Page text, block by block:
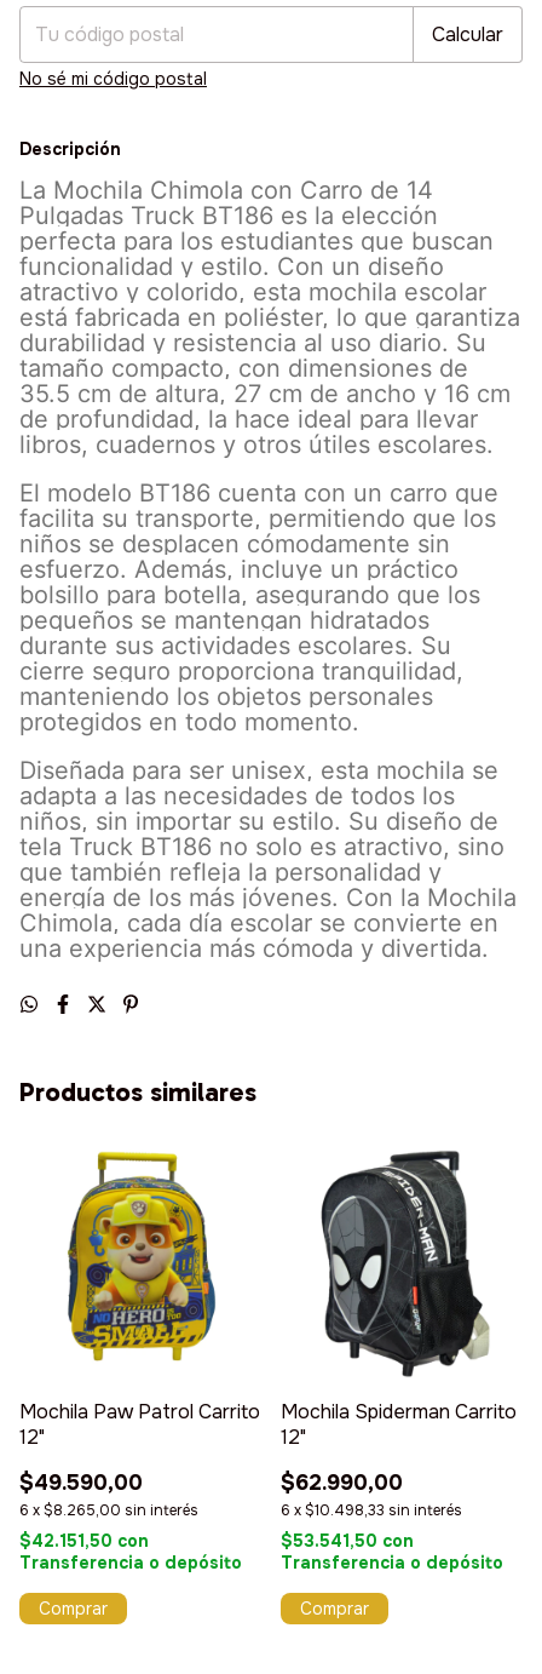
Calcular
No sé mi código postal
Descripción
La Mochila Chimola con Carro de 14
Pulgadas Truck BT186 es la elección
perfecta para los estudiantes que buscan
funcionalidad y estilo. Con un diseño
atractivo y colorido, esta mochila escolar
está fabricada en poliéster, lo que garantiza
durabilidad y resistencia al uso diario. Su
tamaño compacto, con dimensiones de
35.5 cm de altura, 27 cm de ancho y 16 cm
de profundidad, la hace ideal para llevar
libros, cuadernos y otros útiles escolares.
El modelo BT186 cuenta con un carro que
facilita su transporte, permitiendo que los
niños se desplacen cómodamente sin
esfuerzo. Además, incluye un práctico
bolsillo para botella, asegurando que los
pequeños se mantengan hidratados
durante sus actividades escolares. Su
cierre seguro proporciona tranquilidad,
manteniendo los objetos personales
protegidos en todo momento.
Diseñada para ser unisex, esta mochila se
adapta a las necesidades de todos los
niños, sin importar su estilo. Su diseño de
tela Truck BT186 no solo es atractivo, sino
que también refleja la personalidad y
energía de los más jóvenes. Con la Mochila
Chimola, cada día escolar se convierte en
una experiencia más cómoda y divertida.
Productos similares
Mochila Paw Patrol Carrito
12"
$49.590,00
6 x$8.265,00 sin interés
$42.151,50 con
Transferencia o depósito
Comprar
Mochila Spiderman Carrito
12"
$62.990,00
6 x$10.498,33 sin interés
$53.541,50 con
Transferencia o depósito